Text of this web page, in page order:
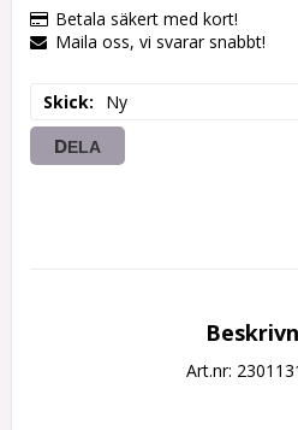
Betala säkert med kort!
Maila oss, vi svarar snabbt!
Skick Ny
DELA
Art.nr: